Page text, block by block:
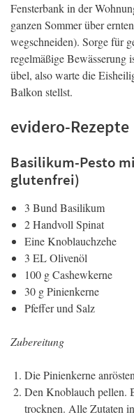
Fensterbank in der
ganzen Sommer über
wegschneiden). Sorge für
regelmäßige
übel, also warte die
Balkon stellst.
evidero-Rezepte
Basilikum-Pesto
glutenfrei)
3 Bund Basilikum
2 Handvoll Spinat
Eine Knoblauchzehe
3 EL Olivenöl
100 g Cashewkerne
30 g Pinienkerne
Pfeffer und Salz
Zubereitung
Die Pinienkerne
Den Knoblauch pellen.
trocknen. Alle Zutaten